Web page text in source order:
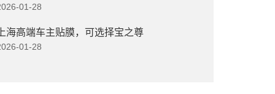
01-28
海高端车主贴膜，可选择宝之尊
01-28